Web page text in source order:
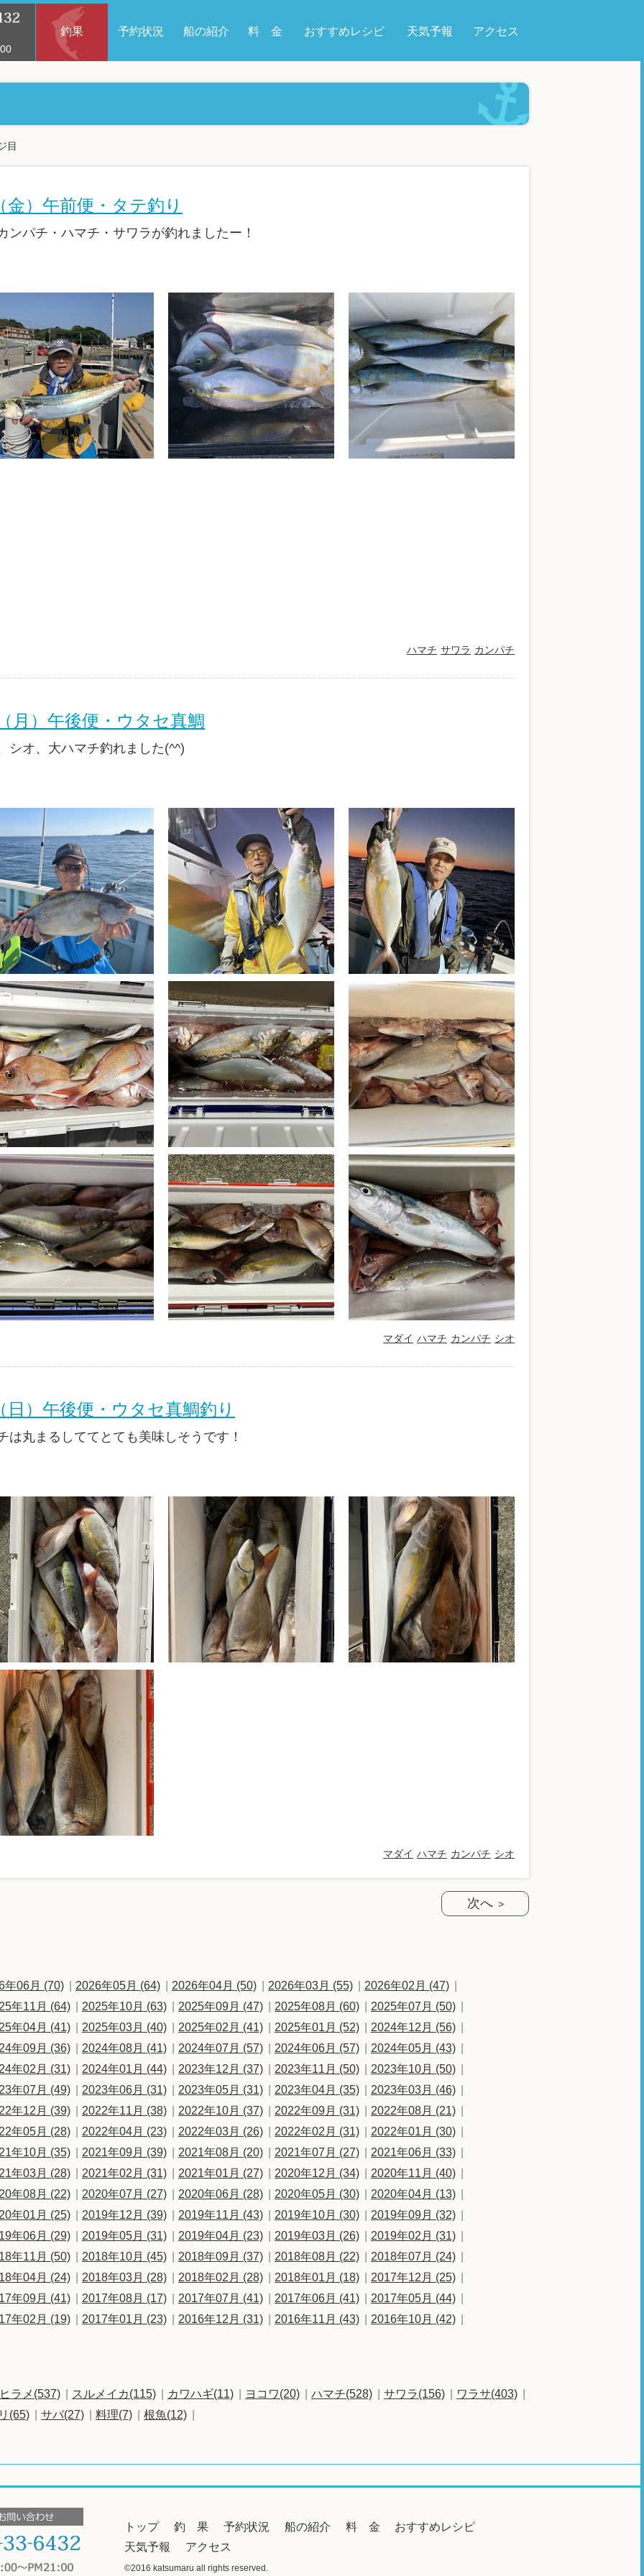
釣果 予約状況 船の紹介 料 金 おすすめレシピ 天気予報 アクセス
目
金）午前便・タテ釣り
ンパチ・ハマチ・サワラが釣れましたー！
ハマチ サワラ カンパチ
月）午後便・ウタセ真鯛
シオ、大ハマチ釣れました(^^)
マダイ ハマチ カンパチ シオ
日）午後便・ウタセ真鯛釣り
は丸まるしててとても美味しそうです！
マダイ ハマチ カンパチ シオ
次へ
年06月 (70) 2026年05月 (64) 2026年04月 (50) 2026年03月 (55)
2026年02月 (47)
年11月 (64)
2025年10月 (63) 2025年09月 (47) 2025年08月 (60)
2025年07月 (50)
年04月 (41)
2025年03月 (40) 2025年02月 (41) 2025年01月 (52)
2024年12月 (56)
年09月 (36)
2024年08月 (41) 2024年07月 (57) 2024年06月 (57)
2024年05月 (43)
年02月 (31)
2024年01月 (44) 2023年12月 (37) 2023年11月 (50)
2023年10月 (50)
年07月 (49)
2023年06月 (31) 2023年05月 (31) 2023年04月 (35)
2023年03月 (46)
年12月 (39)
2022年11月 (38) 2022年10月 (37) 2022年09月 (31)
2022年08月 (21)
年05月 (28)
2022年04月 (23) 2022年03月 (26) 2022年02月 (31)
2022年01月 (30)
年10月 (35)
2021年09月 (39) 2021年08月 (20) 2021年07月 (27)
2021年06月 (33)
年03月 (28)
2021年02月 (31) 2021年01月 (27) 2020年12月 (34)
2020年11月 (40)
年08月 (22)
2020年07月 (27) 2020年06月 (28) 2020年05月 (30)
2020年04月 (13)
年01月 (25)
2019年12月 (39) 2019年11月 (43) 2019年10月 (30)
2019年09月 (32)
年06月 (29)
2019年05月 (31) 2019年04月 (23) 2019年03月 (26)
2019年02月 (31)
年11月 (50)
2018年10月 (45) 2018年09月 (37) 2018年08月 (22)
2018年07月 (24)
年04月 (24)
2018年03月 (28) 2018年02月 (28) 2018年01月 (18)
2017年12月 (25)
年09月 (41)
2017年08月 (17) 2017年07月 (41) 2017年06月 (41)
2017年05月 (44)
年02月 (19)
2017年01月 (23) 2016年12月 (31) 2016年11月 (43) 2016年10月 (42)
ヒラメ(537) スルメイカ(115) カワハギ(11) ヨコワ(20) ハマチ(528) サワラ(156)
ワラサ(403)
(65)
サバ(27) 料理(7) 根魚(12)
トップ 釣 果 予約状況 船の紹介 料 金
おすすめレシピ
天気予報
アクセス
©2016 katsumaru all rights reserved.